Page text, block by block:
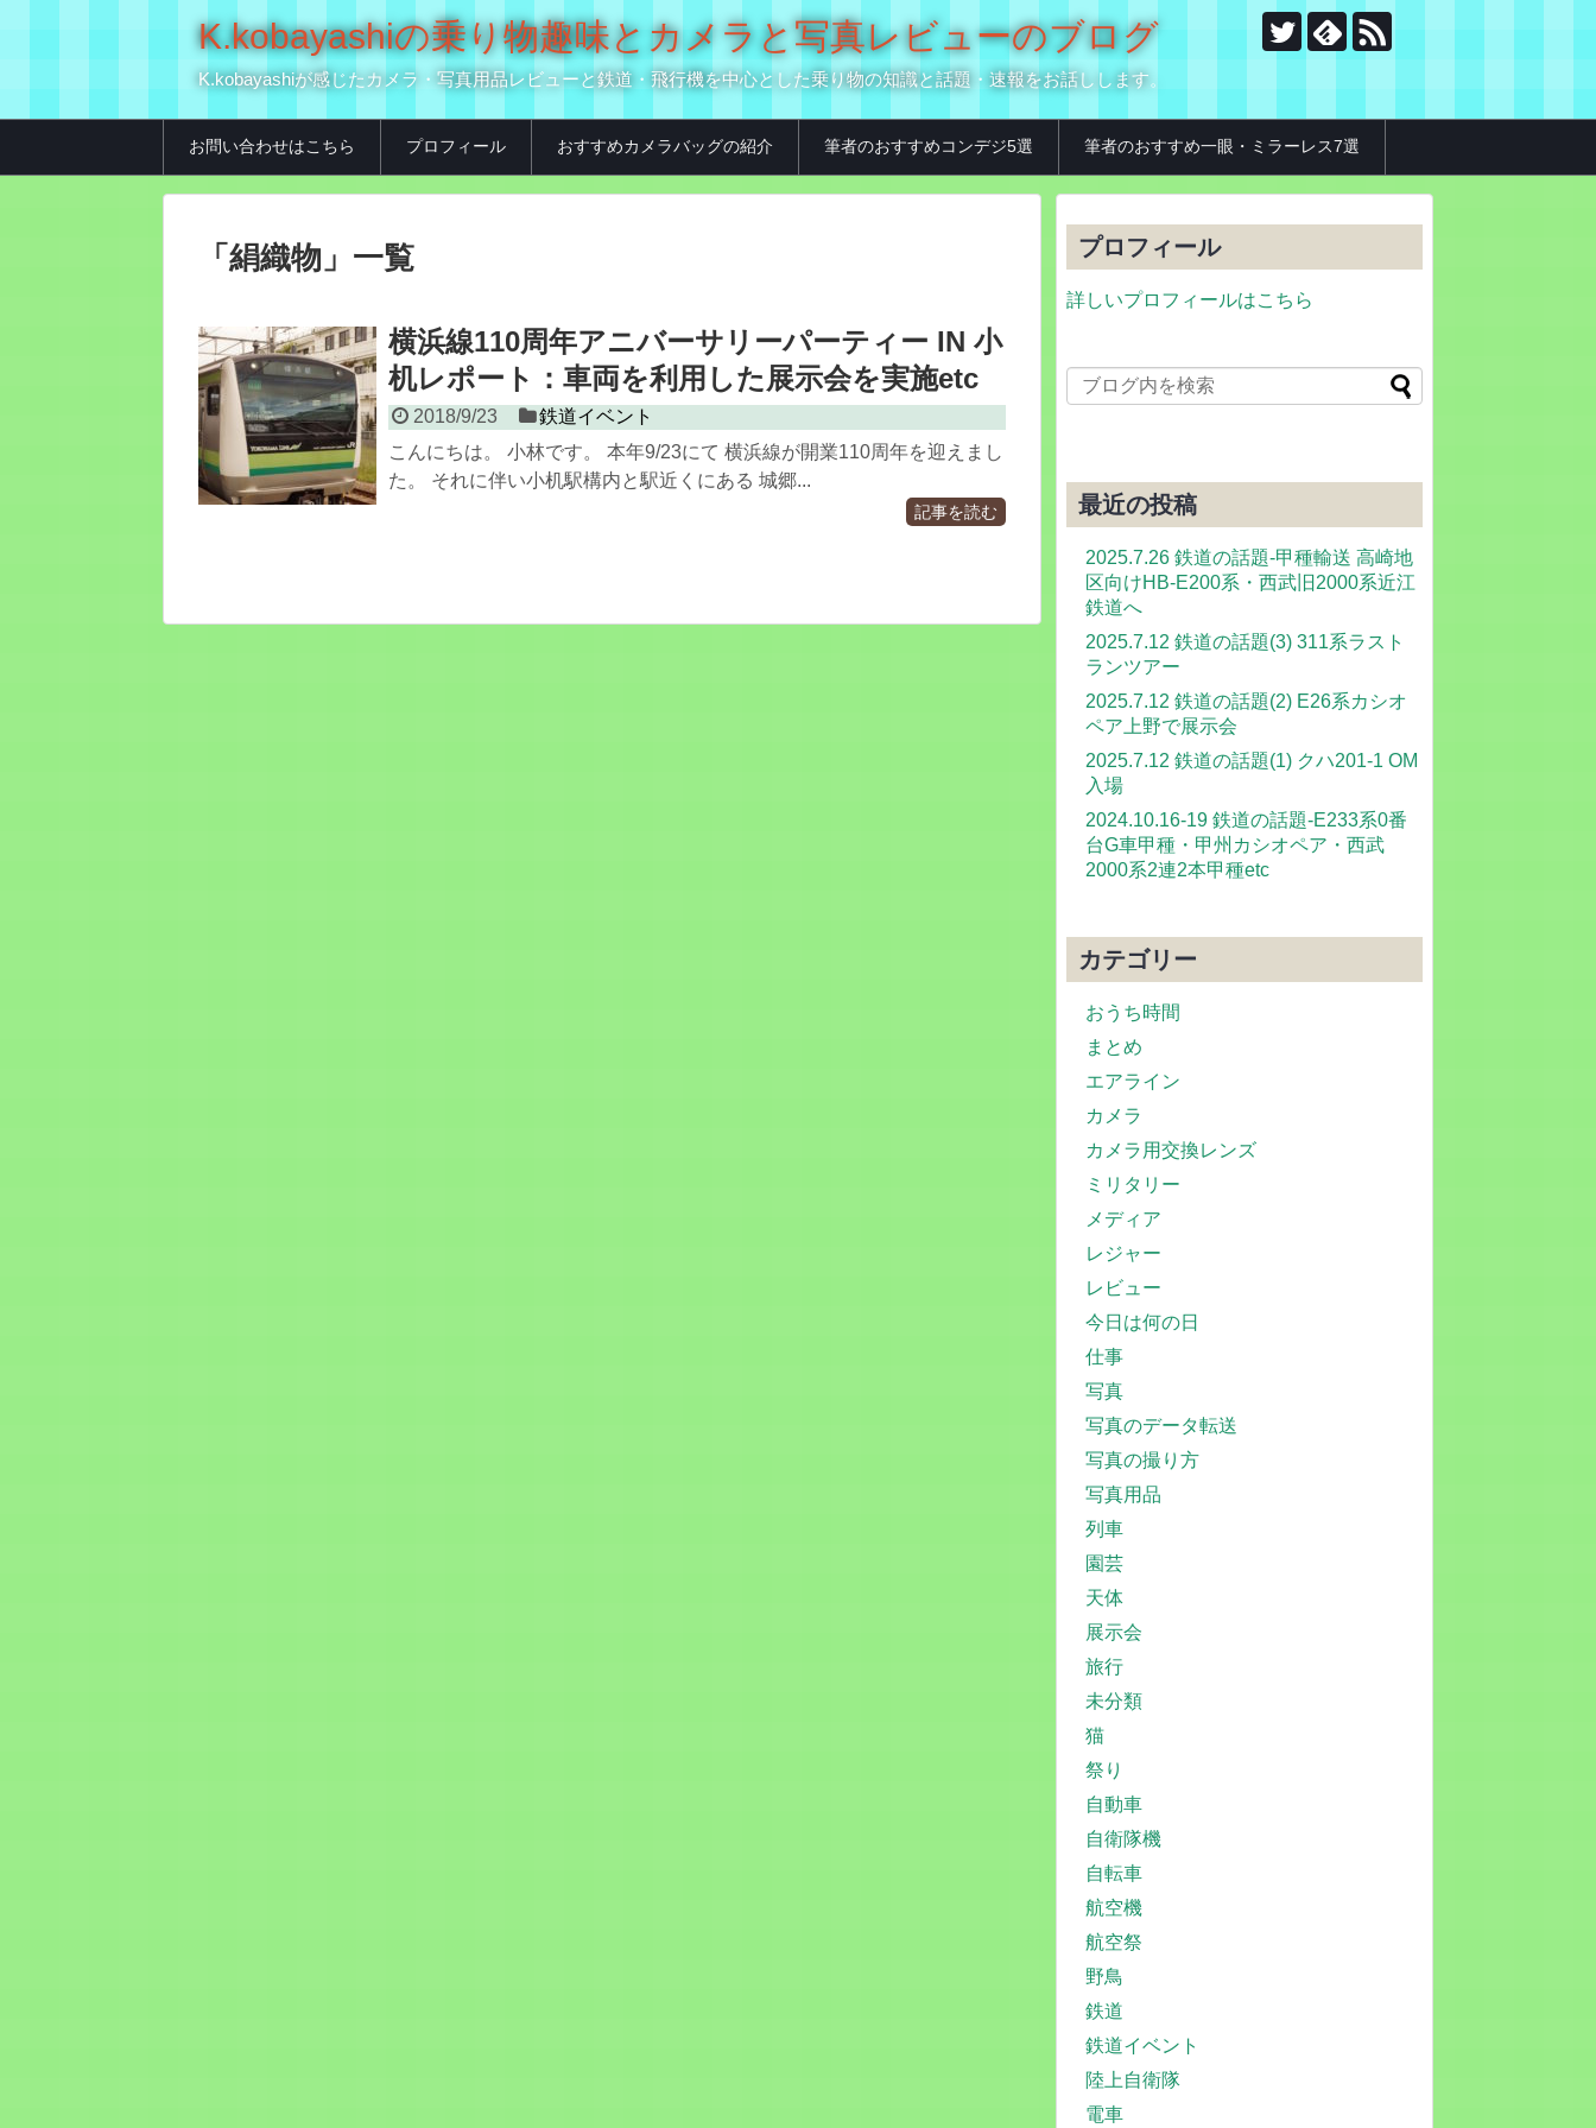
K.kobayashiの乗り物趣味とカメラと写真レビューのブログ
K.kobayashiが感じたカメラ・写真用品レビューと鉄道・飛行機を中心とした乗り物の知識と話題・速報をお話しします。
お問い合わせはこちら プロフィール おすすめカメラバッグの紹介 筆者のおすすめコンデジ5選 筆者のおすすめ一眼・ミラーレス7選
「 絹織物 」 一覧
横浜線110周年アニバーサリーパーティー IN 小
机レポート：車両を利用した展示会を実施etc
2018/9/23
鉄道イベント
こんにちは。 小林です。 本年9/23にて 横浜線が開業110周年を迎えまし
た。 それに伴い小机駅構内と駅近くにある 城郷...
記事を読む
プロフィール
詳しいプロフィールはこちら
最近の投稿
2025.7.26 鉄道の話題-甲種輸送 高崎地
区向けHB-E200系・西武旧2000系近江
鉄道へ
2025.7.12 鉄道の話題(3) 311系ラスト
ランツアー
2025.7.12 鉄道の話題(2) E26系カシオ
ペア上野で展示会
2025.7.12 鉄道の話題(1) クハ201-1 OM
入場
2024.10.16-19 鉄道の話題-E233系0番
台G車甲種・甲州カシオペア・西武
2000系2連2本甲種etc
カテゴリー
おうち時間
まとめ
エアライン
カメラ
カメラ用交換レンズ
ミリタリー
メディア
レジャー
レビュー
今日は何の日
仕事
写真
写真のデータ転送
写真の撮り方
写真用品
列車
園芸
天体
展示会
旅行
未分類
猫
祭り
自動車
自衛隊機
自転車
航空機
航空祭
野鳥
鉄道
鉄道イベント
陸上自衛隊
電車